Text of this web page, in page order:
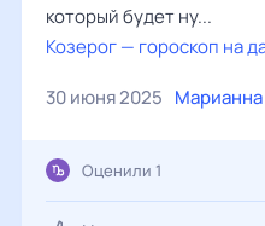
который будет ну...
Козерог — гороскоп на
30 июня 2025 Марианна
Оценили 1